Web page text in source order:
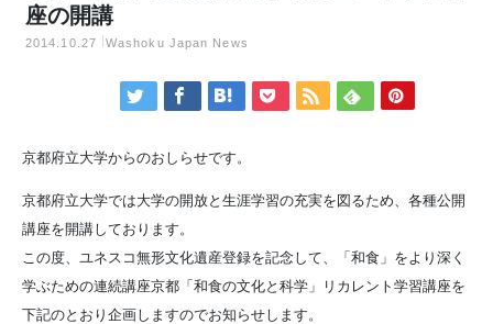
座の開講
2014.10.27 Washoku Japan News
京都府立大学からのおしらせです。
京都府立大学では大学の開放と生涯学習の充実を図るため、各種公開
講座を開講しております。
この度、ユネスコ無形文化遺産登録を記念して、「和食」をより深く
学ぶための連続講座京都「和食の文化と科学」リカレント学習講座を
下記のとおり企画しますのでお知らせします。